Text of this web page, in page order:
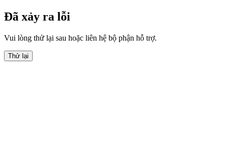
Đã xảy ra lỗi
Vui lòng thử lại sau hoặc liên hệ bộ phận hỗ trợ.
Thử lại